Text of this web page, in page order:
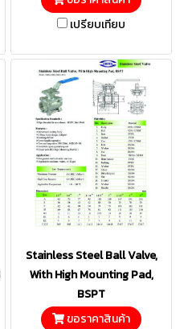
เปรียบเทียบ
Stainless Steel Ball Valve,
With High Mounting Pad,
BSPT
ขอราคาสินค้า